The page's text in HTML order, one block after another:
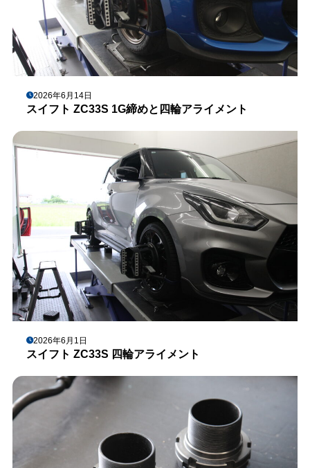
2026年6月14日
スイフト ZC33S 1G締めと四輪アライメント
2026年6月1日
スイフト ZC33S 四輪アライメント